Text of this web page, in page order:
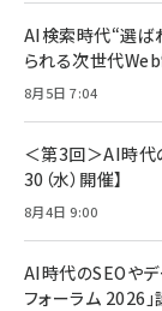
AI検索時代“選ば
られる次世代
8月5日 7:04
＜第3回＞AI時代
30（水）開催】
8月4日 9:00
AI時代のSEOや
フォーラム 2026